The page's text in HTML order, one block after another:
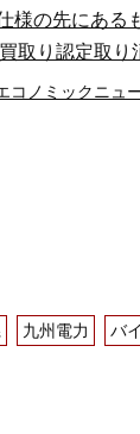
の先にある
取り認定取り
コノミックニュ
九州電力 バ